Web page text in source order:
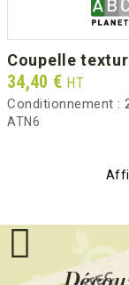
coupelle
Prix
34,40 € HT
Conditionnement :
ATN6